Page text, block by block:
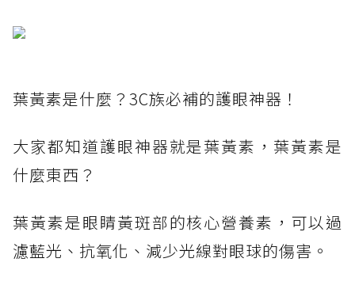
葉黃素是什麼？3C族必補的護眼神器！
大家都知道護眼神器就是葉黃素，葉黃素是
什麼東西？
葉黃素是眼睛黃斑部的核心營養素，可以過
濾藍光、抗氧化、減少光線對眼球的傷害。